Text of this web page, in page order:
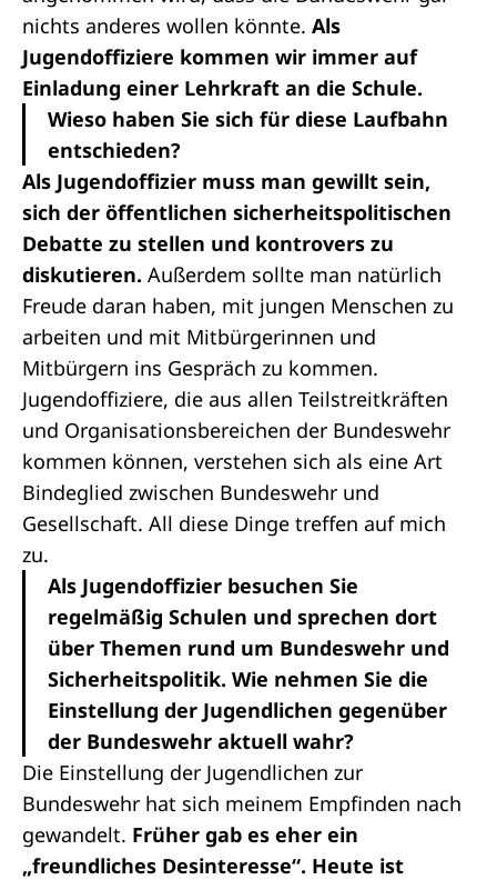
nichts anderes wollen könnte. Als
Jugendoffiziere kommen wir immer auf
Einladung einer Lehrkraft an die Schule.
Wieso haben Sie sich für diese Laufbahn
entschieden?
Als Jugendoffizier muss man gewillt sein,
sich der öffentlichen sicherheitspolitischen
Debatte zu stellen und kontrovers zu
diskutieren. Außerdem sollte man natürlich
Freude daran haben, mit jungen Menschen zu
arbeiten und mit Mitbürgerinnen und
Mitbürgern ins Gespräch zu kommen.
Jugendoffiziere, die aus allen Teilstreitkräften
und Organisationsbereichen der Bundeswehr
kommen können, verstehen sich als eine Art
Bindeglied zwischen Bundeswehr und
Gesellschaft. All diese Dinge treffen auf mich
zu.
Als Jugendoffizier besuchen Sie
regelmäßig Schulen und sprechen dort
über Themen rund um Bundeswehr und
Sicherheitspolitik. Wie nehmen Sie die
Einstellung der Jugendlichen gegenüber
der Bundeswehr aktuell wahr?
Die Einstellung der Jugendlichen zur
Bundeswehr hat sich meinem Empfinden nach
gewandelt. Früher gab es eher ein
„freundliches Desinteresse“. Heute ist